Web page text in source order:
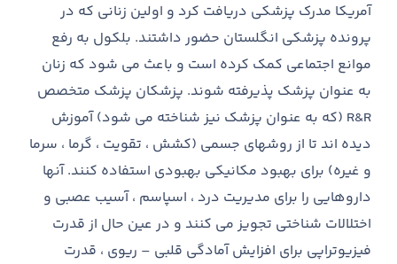
آمریکا مدرک پزشکی دریافت کرد و اولین زنانی که در
پرونده پزشکی انگلستان حضور داشتند. بلکول به رفع
موانع اجتماعی کمک کرده است و باعث می شود که زنان
به عنوان پزشک پذیرفته شوند. پزشکان پزشک متخصص
R&R (که به عنوان پزشک نیز شناخته می شود) آموزش
دیده اند تا از روشهای جسمی (کشش ، تقویت ، گرما ، سرما
و غیره) برای بهبود مکانیکی بهبودی استفاده کنند. آنها
داروهایی را برای مدیریت درد ، اسپاسم ، آسیب عصبی و
اختلالات شناختی تجویز می کنند و در عین حال از قدرت
فیزیوتراپی برای افزایش آمادگی قلبی – ریوی ، قدرت